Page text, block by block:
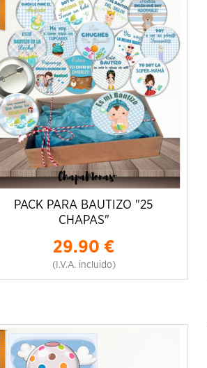
PACK PARA BAUTIZO "25
CHAPAS"
29.90 €
(I.V.A. incluido)